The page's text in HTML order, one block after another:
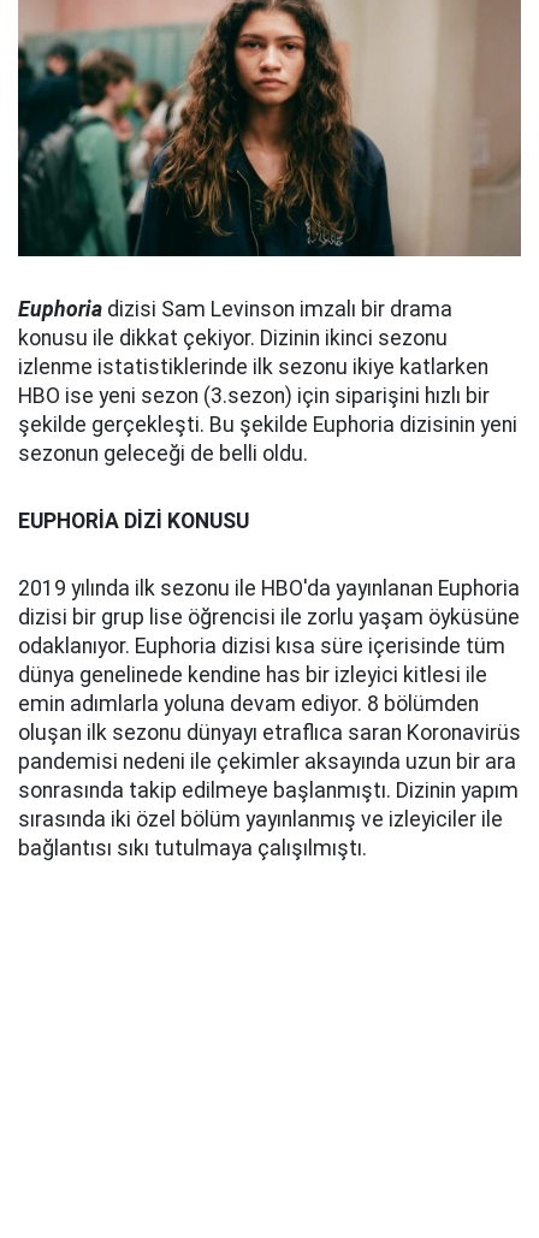
Euphoria dizisi Sam Levinson imzalı bir drama
konusu ile dikkat çekiyor. Dizinin ikinci sezonu
izlenme istatistiklerinde ilk sezonu ikiye katlarken
HBO ise yeni sezon (3.sezon) için siparişini hızlı bir
şekilde gerçekleşti. Bu şekilde Euphoria dizisinin yeni
sezonun geleceği de belli oldu.
EUPHORİA DİZİ KONUSU
2019 yılında ilk sezonu ile HBO'da yayınlanan Euphoria
dizisi bir grup lise öğrencisi ile zorlu yaşam öyküsüne
odaklanıyor. Euphoria dizisi kısa süre içerisinde tüm
dünya genelinede kendine has bir izleyici kitlesi ile
emin adımlarla yoluna devam ediyor. 8 bölümden
oluşan ilk sezonu dünyayı etraflıca saran Koronavirüs
pandemisi nedeni ile çekimler aksayında uzun bir ara
sonrasında takip edilmeye başlanmıştı. Dizinin yapım
sırasında iki özel bölüm yayınlanmış ve izleyiciler ile
bağlantısı sıkı tutulmaya çalışılmıştı.